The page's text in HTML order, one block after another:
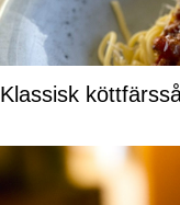
Klassisk